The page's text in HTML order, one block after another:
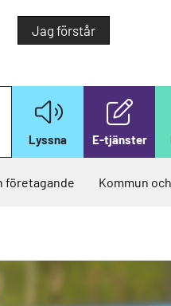
Jag förstår
Lyssna E-tjänster
företagande Kommun